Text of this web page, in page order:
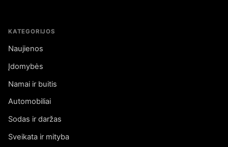
KATEGORIJOS
Naujienos
Įdomybės
Namai ir buitis
Automobiliai
Sodas ir daržas
Sveikata ir mityba